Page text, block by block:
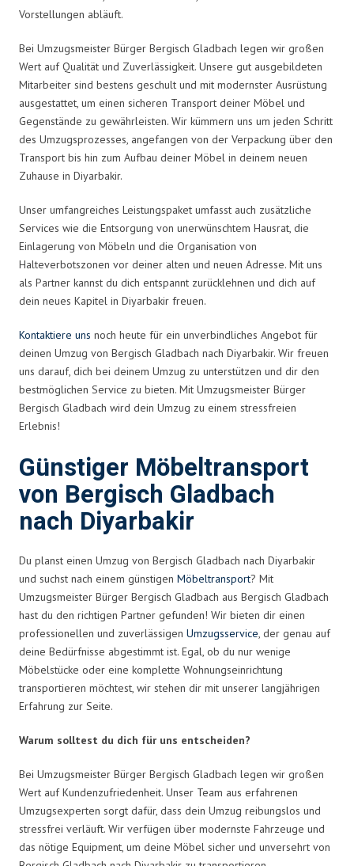
Vorstellungen abläuft.
Bei Umzugsmeister Bürger Bergisch Gladbach legen wir großen
Wert auf Qualität und Zuverlässigkeit. Unsere gut ausgebildeten
Mitarbeiter sind bestens geschult und mit modernster Ausrüstung
ausgestattet, um einen sicheren Transport deiner Möbel und
Gegenstände zu gewährleisten. Wir kümmern uns um jeden Schritt
des Umzugsprozesses, angefangen von der Verpackung über den
Transport bis hin zum Aufbau deiner Möbel in deinem neuen
Zuhause in Diyarbakir.
Unser umfangreiches Leistungspaket umfasst auch zusätzliche
Services wie die Entsorgung von unerwünschtem Hausrat, die
Einlagerung von Möbeln und die Organisation von
Halteverbotszonen vor deiner alten und neuen Adresse. Mit uns
als Partner kannst du dich entspannt zurücklehnen und dich auf
dein neues Kapitel in Diyarbakir freuen.
Kontaktiere uns noch heute für ein unverbindliches Angebot für
deinen Umzug von Bergisch Gladbach nach Diyarbakir. Wir freuen
uns darauf, dich bei deinem Umzug zu unterstützen und dir den
bestmöglichen Service zu bieten. Mit Umzugsmeister Bürger
Bergisch Gladbach wird dein Umzug zu einem stressfreien
Erlebnis!
Günstiger Möbeltransport
von Bergisch Gladbach
nach Diyarbakir
Du planst einen Umzug von Bergisch Gladbach nach Diyarbakir
und suchst nach einem günstigen Möbeltransport? Mit
Umzugsmeister Bürger Bergisch Gladbach aus Bergisch Gladbach
hast du den richtigen Partner gefunden! Wir bieten dir einen
professionellen und zuverlässigen Umzugsservice, der genau auf
deine Bedürfnisse abgestimmt ist. Egal, ob du nur wenige
Möbelstücke oder eine komplette Wohnungseinrichtung
transportieren möchtest, wir stehen dir mit unserer langjährigen
Erfahrung zur Seite.
Warum solltest du dich für uns entscheiden?
Bei Umzugsmeister Bürger Bergisch Gladbach legen wir großen
Wert auf Kundenzufriedenheit. Unser Team aus erfahrenen
Umzugsexperten sorgt dafür, dass dein Umzug reibungslos und
stressfrei verläuft. Wir verfügen über modernste Fahrzeuge und
das nötige Equipment, um deine Möbel sicher und unversehrt von